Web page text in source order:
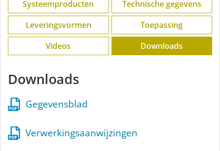
Systeemproducten
Technische gegevens
Leveringsvormen
Toepassing
Videos
Downloads
Downloads
Gegevensblad
Verwerkingsaanwijzingen